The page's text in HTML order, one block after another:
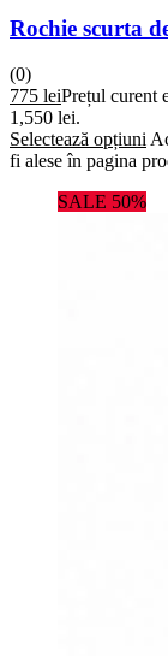
Rochie scurta
(0)
775 leiPrețul curent
1,550 lei.
Selectează opțiuni
fi alese în pagina
SALE 50%